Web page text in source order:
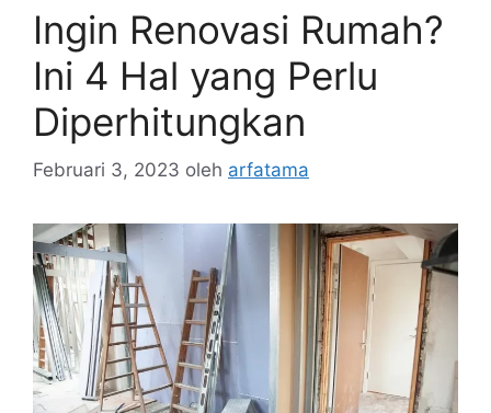
Ingin Renovasi Rumah?
Ini 4 Hal yang Perlu
Diperhitungkan
Februari 3, 2023 oleh arfatama